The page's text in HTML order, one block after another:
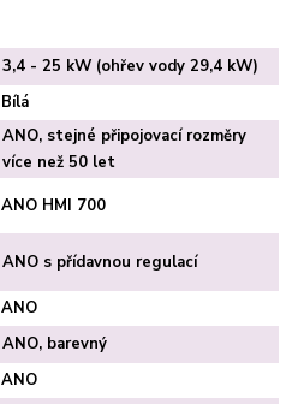
3,4 - 25 kW (ohřev vody 29,4 kW)
Bílá
ANO, stejné připojovací rozměry
více než 50 let
ANO HMI 700
ANO s přídavnou regulací
ANO
ANO, barevný
ANO